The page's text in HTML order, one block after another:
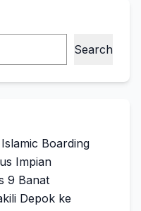
Search
Boarding
Impian
9 Banat
Depok ke